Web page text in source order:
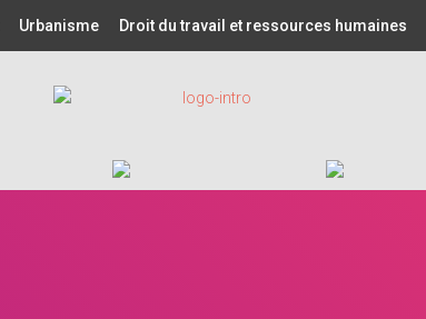
Urbanisme Droit du travail et ressources humaines